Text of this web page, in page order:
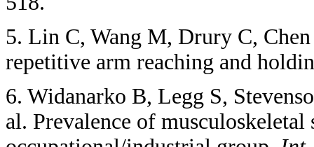
5. Lin C, Wang M, Drury C,
repetitive arm reaching and
6. Widanarko B, Legg S,
al. Prevalence of